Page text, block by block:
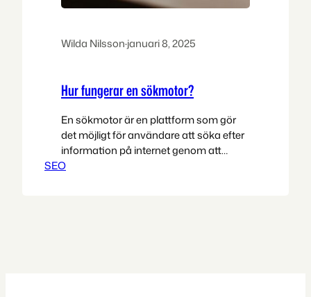
Wilda Nilsson·januari 8, 2025
Hur fungerar en sökmotor?
En sökmotor är en plattform som gör
det möjligt för användare att söka efter
information på internet genom att
skanna och indexera webbsidor. När en
SEO